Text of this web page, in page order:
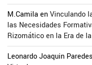
M.Camila enVinculando
las Necesidades
Rizomático en la Era de
Leonardo Joaquin